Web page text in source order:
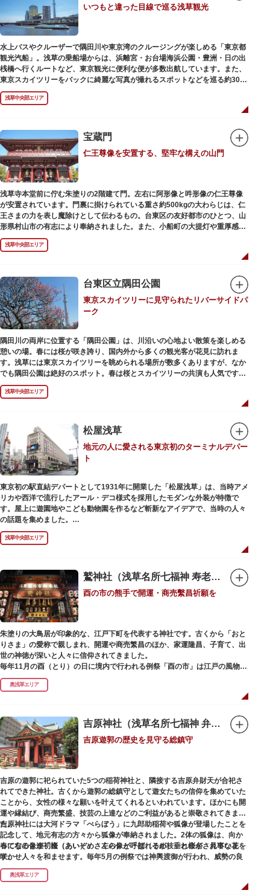
動物園としても知られるようになりました。戦後は遊園地として再開し、温
かさと懐かしさを併せ持つレトロなアトラクションや雰囲気で人気のスポッ
トとなっています。幼児（0歳～4歳）は入園とのりもの料が無料で、年齢や
身長制限の無いアトラクションもあり、子どもの遊園地デビューにもぴった
りです。
いつもと違った目線で巡る浅草観光
水上バスやクルーザーで隅田川や東京湾のクルージングが楽しめる「東京都
観光汽船」。浅草の乗船場からは、浜離宮・お台場海浜公園・豊洲・日の出
桟橋へ行くルートなど、東京観光に便利な便が多数出航しています。また、
東京スカイツリーをバックに綺麗な写真が撮れるスポットなどを巡る約30分
の「浅草周遊コース」も。初日の出やお花見、隅田川花火大会、クリスマス
などのイベント時は、いつもと違う目線から東京の景色を堪能できるイベン
や、約300人が乗船可能なアメリカンな大型船など多種多様な船体も魅力。
目的や人数にあわせてコースや時間帯を選べるチャータークルーズも行われ
ています。
浅草中央部エリア
宝蔵門
仁王尊像を安置する、堅牢な構えの山門
浅草寺本堂前に佇む朱塗りの2階建て門。左右に阿形像と吽形像の仁王尊像
が安置されています。門裏に掛けられている重さ約500kgの大わらじは、仁
王さまの力を表し魔除けとして伝わるもの。台東区の友好都市のひとつ、山
形県村山市の有志により奉納されました。また、小船町の大提灯や重厚感あ
ふれる吊灯篭も存在感を放ち、参拝客を迎えてくれます。
宝蔵門は、平安時代、武蔵守に任命された平公雅（たいらのきみまさ）によ
在の門は1964年にホテルニューオオタニ創始者・大谷米太郎の寄進により本
瓦葺きで再建された（2007年チタン瓦に葺き替え）楼門です。上層部には仏
教の経典である『元版⼀切経（げんばんいっさいきょう）』や寺宝が収蔵さ
れています。
浅草中央部エリア
台東区立隅田公園
東京スカイツリーに見守られたリバーサイドパ
ーク
隅田川の両岸に位置する「隅田公園」は、川沿いの心地よい散策を楽しめる
憩いの場。春には桜が咲き誇り、国内外から多くの観光客が花見に訪れま
す。浅草には東京スカイツリーを眺められる場所が数多くありますが、なか
でも隅田公園は絶好のスポット。春は桜とスカイツリーの共演も人気です。
川沿いにある「隅田公園オープンカフェ」は、店舗の一部を屋外にした開放
的なカフェ・レストラン。綺麗な景色を眺めながら、コーヒー片手にのんび
りと過ごしても良いですね。また、クジラの滑り台が目印の「遊具広場」は
身体を動かせます。
隅田川橋梁に設置された全長約160mの「すみだリバーウォーク」は、東京
スカイツリーまでの最短距離ルートのひとつ。歩道橋の途中にあるガラス床
から隅田川を見下ろしたり、すぐ横を走る電車の迫力を楽しんだり、隅田川
散策にいかがでしょうか。
浅草中央部エリア
松屋浅草
地元の人に愛される東京初のターミナルデパー
ト
東京初の駅直結デパートとして1931年に開業した「松屋浅草」は、当時アメ
リカや西洋で流行したアール・デコ様式を採用したモダンな外装が特徴で
す。屋上に遊園地やこども動物園を作るなど斬新なアイデアで、当時の人々
の話題を集めました。
現在は、B1階から地上3階までが松屋浅草の売り場。2012年のリニューアル
で建設当時のシンボル・大時計も復活し、昭和の面影を残す百貨店は今でも
人々に親しまれています。地上1階は 浅草らしい下町銘菓をはじめ、全国か
なので、お土産購入にも便利です。
浅草中央部エリア
鷲神社（浅草名所七福神 寿老人）
酉の市の熊手で開運・商売繫昌祈願を
朱塗りの大鳥居が印象的な、江戸下町を代表する神社です。古くから「おと
りさま」の愛称で親しまれ、開運や商売繁昌のほか、家運隆昌、子育て、出
世の神徳が深いと人々に信仰されてきました。
毎年11月の酉（とり）の日に境内で行われる例祭「酉の市」は江戸の風物詩
として有名。福をかきこむと言われる熊手をはじめ八ツ頭芋、お多福の面な
ど、色とりどりの縁起物を買い求める人たちで賑わいます。樋口一葉の代表
なでる場所によって異なるご利益を授かるといわれる「なでおかめ」も人
気。ふっくらとした優しい顔立ちのおかめは「お多福」とも言われ、福が多
く幸せを招く女性の象徴という事から長年親しまれる縁起物です。
ご祭神としては天日鷲命（あめのひわしのみこと）と日本武尊（やまとたけ
るのみこと）の他、浅草名所七福神のひとつとしても知られ、寿老人が祀ら
れています。
奥浅草エリア
吉原神社（浅草名所七福神 弁財天）
吉原遊郭の歴史を見守る総鎮守
吉原の遊郭に祀られていた5つの稲荷神社と、隣接する吉原弁財天が合祀さ
れてできた神社。古くから遊郭の総鎮守として遊女たちの信仰を集めていた
ことから、女性の様々な願いを叶えてくれるといわれています。ほかにも開
運や縁結び、商売繁盛、技芸の上達などのご利益があると崇敬されてきまし
た。
春になると逢初桜（あいぞめさくら）と呼ばれるが枝垂れ桜が、見事な花を
咲かせ人々を和ませます。毎年5月の例祭では神輿渡御が行われ、威勢の良
い掛け声とともに各町は活気にあふれます。
吉原弁財天は浅草名所七福神の一社・弁財天にあたり、七福神に関する授与
吉原神社には大河ドラマ「べらぼう」に九郎助稲荷や狐像が登場したことを
記念して、地元有志の方々から狐像が奉納されました。2体の狐像は、向か
って右の像が「逢（あい）」、左の像が「初（そめ）」と命名されていま
す。
奥浅草エリア